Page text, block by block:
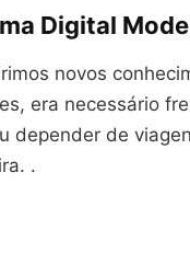
Digital
novos
era necessário
depender de
.